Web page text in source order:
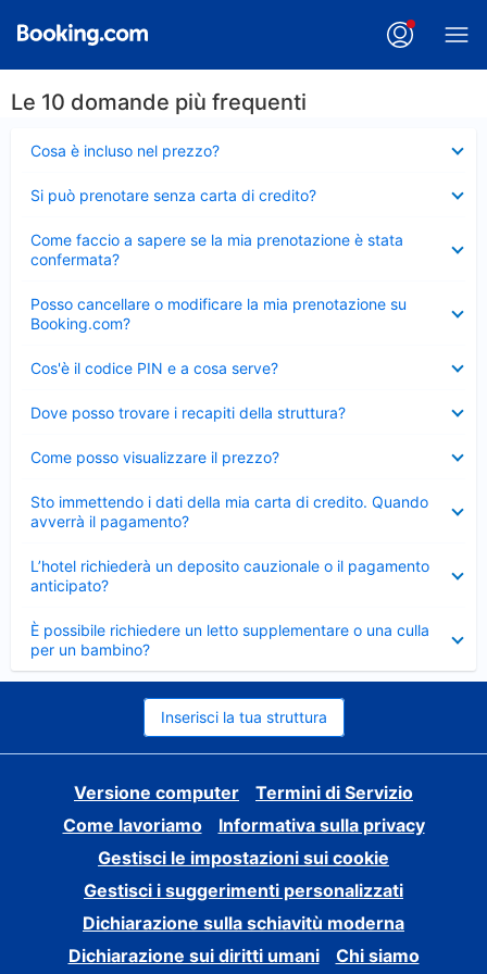
Le 10 domande più frequenti
Cosa è incluso nel prezzo?
chiuso
Si può prenotare senza carta di credito?
chiuso
Come faccio a sapere se la mia prenotazione è stata
confermata?
chiuso
Posso cancellare o modificare la mia prenotazione su
Booking.com?
chiuso
Cos'è il codice PIN e a cosa serve?
chiuso
Dove posso trovare i recapiti della struttura?
chiuso
Come posso visualizzare il prezzo?
chiuso
Sto immettendo i dati della mia carta di credito. Quando
avverrà il pagamento?
chiuso
L’hotel richiederà un deposito cauzionale o il pagamento
anticipato?
chiuso
È possibile richiedere un letto supplementare o una culla
per un bambino?
Elemento
chiuso
Inserisci la tua struttura
Versione computer
Termini di Servizio
Come lavoriamo
Informativa sulla privacy
Gestisci le impostazioni sui cookie
Gestisci i suggerimenti personalizzati
Dichiarazione sulla schiavitù moderna
Dichiarazione sui diritti umani
Chi siamo